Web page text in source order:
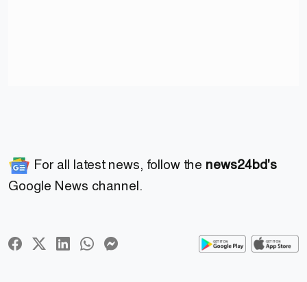
For all latest news, follow the news24bd's
Google News channel.